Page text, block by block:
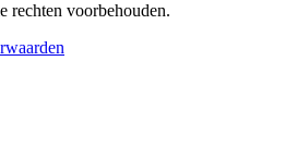
voorbehouden.